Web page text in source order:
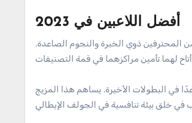
أفضل اللاعبين في 2023
من المحترفين ذوي الخبرة والنجوم الصاعدة.
في البطولات الأخيرة. يساهم هذا المزيج